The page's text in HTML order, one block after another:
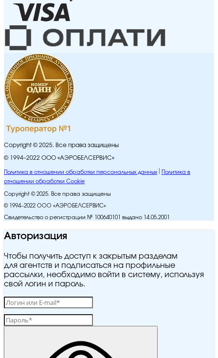
Copyright © 2025. Все права защищены
© 1994–2022 ООО «АЭРОБЕЛСЕРВИС»
Политика в отношении обработки персональных данных
Политика в
отношении обработки Cookie
Copyright © 2025. Все права защищены
© 1994–2022 ООО «АЭРОБЕЛСЕРВИС»
Свидетельство о регистрации № 100640101 выдано 14.05.2001
Авторизация
Чтобы получить доступ к закрытым разделам
для агентств и подписаться на профильные
рассылки, необходимо войти в систему, используя
свой логин и пароль.